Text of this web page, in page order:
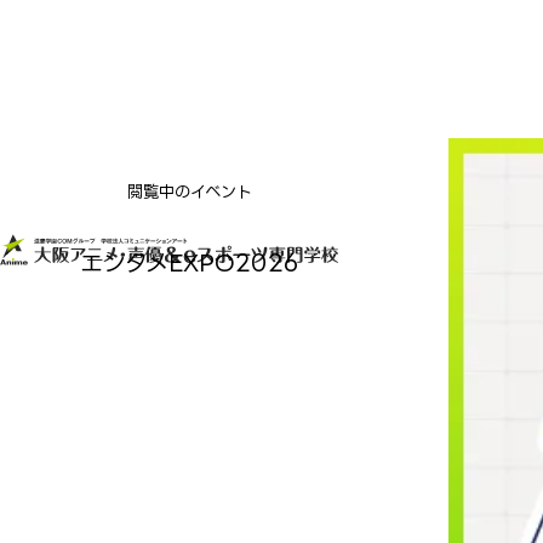
閲覧中のイベント
エンタメEXPO2026